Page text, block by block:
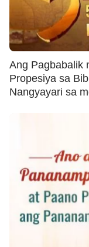
Ang Pagbabalik
Propesiya sa
Nangyayari sa